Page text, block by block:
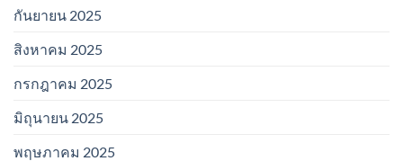
กันยายน 2025
สิงหาคม 2025
กรกฎาคม 2025
มิถุนายน 2025
พฤษภาคม 2025